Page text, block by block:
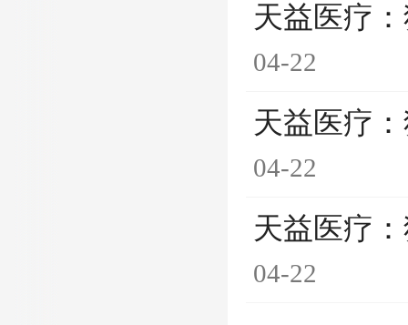
天益医疗
04-22
天益医疗
04-22
天益医疗
04-22